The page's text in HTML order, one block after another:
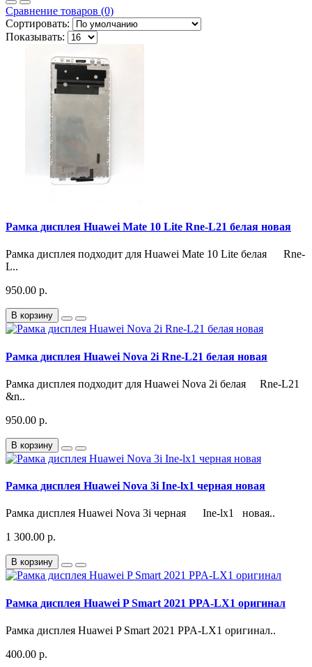
Сравнение товаров (0)
Сортировать:
Показывать:
Рамка дисплея Huawei Mate 10 Lite Rne-L21 белая новая
Рамка дисплея подходит для Huawei Mate 10 Lite белая Rne-
L..
950.00 р.
В корзину
Рамка дисплея Huawei Nova 2i Rne-L21 белая новая
Рамка дисплея подходит для Huawei Nova 2i белая Rne-L21
&n..
950.00 р.
В корзину
Рамка дисплея Huawei Nova 3i Ine-lx1 черная новая
Рамка дисплея Huawei Nova 3i черная Ine-lx1 новая..
1 300.00 р.
В корзину
Рамка дисплея Huawei P Smart 2021 PPA-LX1 оригинал
Рамка дисплея Huawei P Smart 2021 PPA-LX1 оригинал..
400.00 р.